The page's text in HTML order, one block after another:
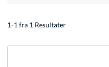
1-1 fra 1 Resultater